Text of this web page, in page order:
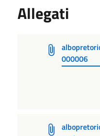
Allegati
000006